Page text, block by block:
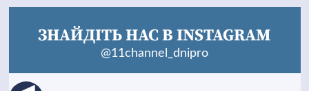
ЗНАЙДІТЬ НАС В INSTAGRAM
@11channel_dnipro